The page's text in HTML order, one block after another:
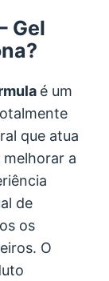
Gel
é um
que atua
melhorar a
de
os
O